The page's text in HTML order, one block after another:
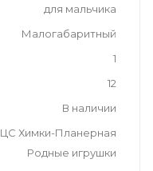
для мальчика
Малогабаритный
1
12
В наличии
ЦС Химки-Планерная
Родные игрушки